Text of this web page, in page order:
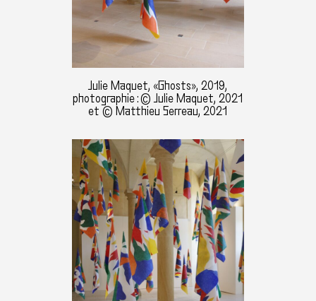
Julie Maquet, «Ghosts», 2019,
photographie : © Julie Maquet, 2021
et © Matthieu Serreau, 2021